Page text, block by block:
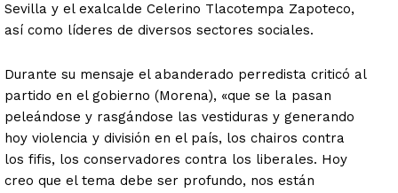
Sevilla y el exalcalde Celerino Tlacotempa Zapoteco,
así como líderes de diversos sectores sociales.
Durante su mensaje el abanderado perredista criticó al
partido en el gobierno (Morena), «que se la pasan
peleándose y rasgándose las vestiduras y generando
hoy violencia y división en el país, los chairos contra
los fifis, los conservadores contra los liberales. Hoy
creo que el tema debe ser profundo, nos están